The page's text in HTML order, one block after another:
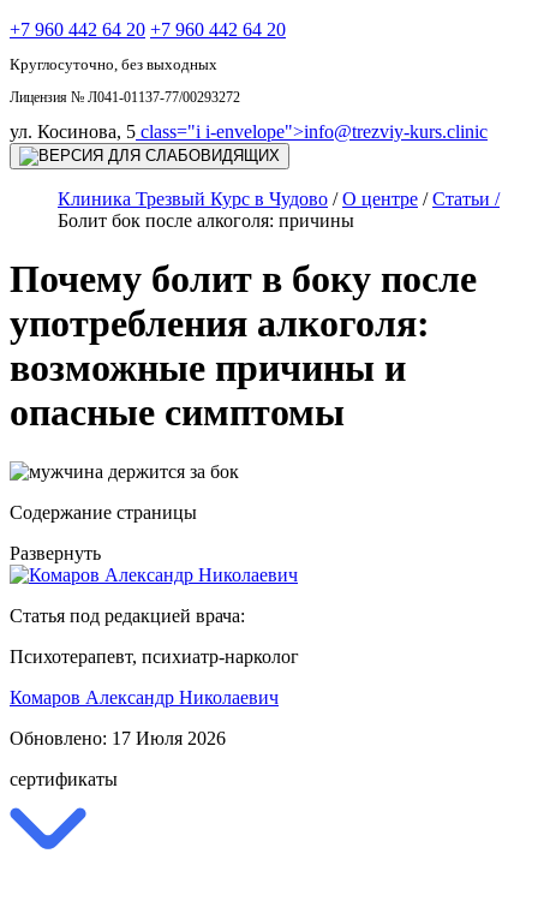
+7 960 442 64 20 +7 960 442 64 20
Круглосуточно, без выходных
Лицензия № Л041-01137-77/00293272
ул. Косинова, 5 class="i i-envelope">info@trezviy-kurs.clinic
Клиника Трезвый Курс в Чудово /О центре /Статьи /
Болит бок после алкоголя: причины
Почему болит в боку после
употребления алкоголя:
возможные причины и
опасные симптомы
Содержание страницы
Развернуть
Статья под редакцией врача:
Психотерапевт, психиатр-нарколог
Комаров Александр Николаевич
Обновлено: 17 Июля 2026
сертификаты